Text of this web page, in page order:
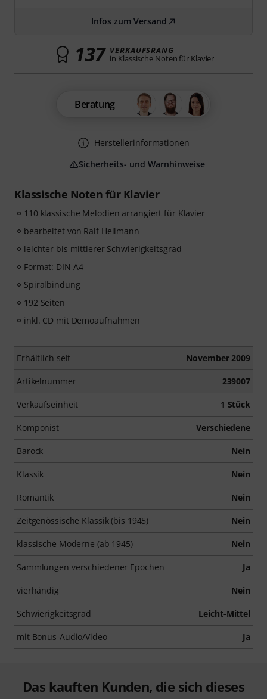
Klassische Noten für Klavier
110 klassische Melodien arrangiert für Klavier
bearbeitet von Ralf Heilmann
leichter bis mittlerer Schwierigkeitsgrad
Format: DIN A4
Spiralbindung
192 Seiten
inkl. CD mit Demoaufnahmen
Erhältlich seit November 2009
Artikelnummer 239007
Verkaufseinheit 1 Stück
Komponist Verschiedene
Barock Nein
Klassik Nein
Romantik Nein
Zeitgenössische Klassik (bis 1945) Nein
klassische Moderne (ab 1945) Nein
Sammlungen verschiedener Epochen Ja
vierhändig Nein
Schwierigkeitsgrad Leicht-Mittel
mit Bonus-Audio/Video Ja
Infos zum Versand
137 VERKAUFSRANG
in Klassische Noten für Klavier
Beratung
Herstellerinformationen
Sicherheits- und Warnhinweise
Das kauften Kunden, die sich dieses